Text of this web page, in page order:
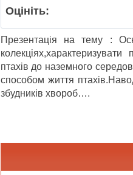
Оцініть:
Презентація на тему :
птахів до наземного
способом життя
збудників хвороб….